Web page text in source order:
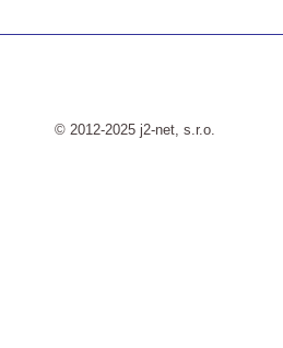
© 2012-2025 j2-net, s.r.o.